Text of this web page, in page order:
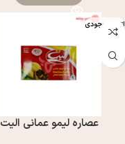
اتمام موجودی
عصاره لیمو عمانی الیت